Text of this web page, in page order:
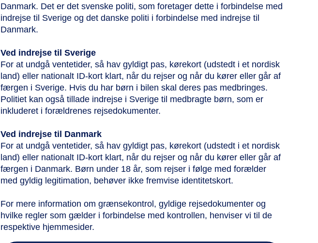
Danmark. Det er det svenske politi, som foretager dette i forbindelse med
indrejse til Sverige og det danske politi i forbindelse med indrejse til
Danmark.
Ved indrejse til Sverige
For at undgå ventetider, så hav gyldigt pas, kørekort (udstedt i et nordisk
land) eller nationalt ID-kort klart, når du rejser og når du kører eller går af
færgen i Sverige. Hvis du har børn i bilen skal deres pas medbringes.
Politiet kan også tillade indrejse i Sverige til medbragte børn, som er
inkluderet i forældrenes rejsedokumenter.
Ved indrejse til Danmark
For at undgå ventetider, så hav gyldigt pas, kørekort (udstedt i et nordisk
land) eller nationalt ID-kort klart, når du rejser og når du kører eller går af
færgen i Danmark. Børn under 18 år, som rejser i følge med forælder
med gyldig legitimation, behøver ikke fremvise identitetskort.
For mere information om grænsekontrol, gyldige rejsedokumenter og
hvilke regler som gælder i forbindelse med kontrollen, henviser vi til de
respektive hjemmesider.